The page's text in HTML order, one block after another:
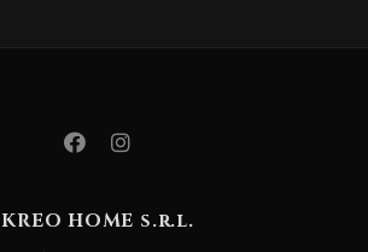
KREO HOME s.r.l.